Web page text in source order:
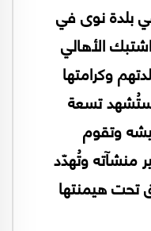
بلدة نوى في
الأهالي
وكرامتها
تسعة
وتقوم
منشآته وتُهدّد
هيمنتها